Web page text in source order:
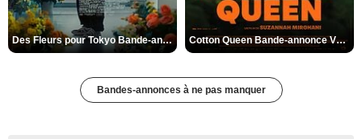
Des Fleurs pour Tokyo Bande-annonce VO STFR Cotton Queen Bande-annonce VO STFR
Bandes-annonces à ne pas manquer